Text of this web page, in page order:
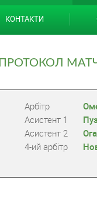
КОНТАКТИ
ПРОТОКОЛ
Арбітр
Асистент 1
Асистент 2
4-ий арбітр